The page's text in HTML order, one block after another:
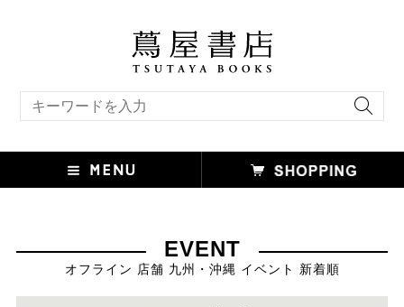
EVENT
オフライン 店舗 九州・沖縄 イベント 新着順